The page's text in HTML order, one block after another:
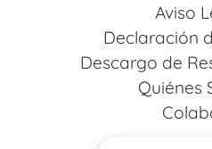
Aviso
Declaración
Descargo de
Quiénes